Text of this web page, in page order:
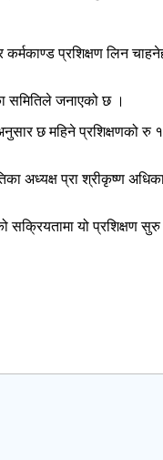
कर्मकाण्ड प्रशिक्षण लिन
समितिले जनाएको छ ।
छ महिने प्रशिक्षणको
अध्यक्ष प्रा श्रीकृष्ण
यो प्रशिक्षण सुरु